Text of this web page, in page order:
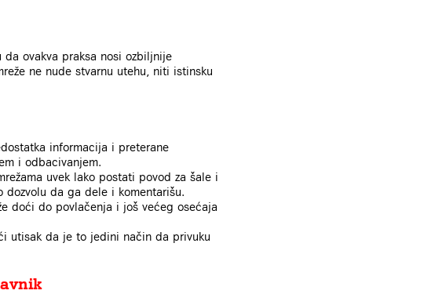
ovakva praksa nosi ozbiljnije
ne nude stvarnu utehu, niti istinsku
informacija i preterane
i odbacivanjem.
uvek lako postati povod za šale i
dozvolu da ga dele i komentarišu.
doći do povlačenja i još većeg osećaja
utisak da je to jedini način da privuku